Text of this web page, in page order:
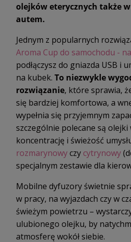
olejków eterycznych także
autem.
Jednym z popularnych
Aroma Cup do samochodu -
podłączysz do gniazda USB i
na kubek. To niezwykle
rozwiązanie, które sprawia,
się bardziej komfortowa, a
wypełnia się przyjemnym
szczególnie polecane są olejki
koncentrację i świeżość
rozmarynowyczy cytrynowy
specjalnym zestawie dla
Mobilne dyfuzory świetnie
w pracy, na wyjazdach czy w
świeżym powietrzu –
ulubionego olejku, by
atmosferę wokół siebie.